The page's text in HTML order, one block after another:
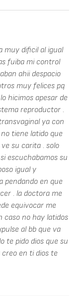
muy dificil al igual
fuiba mi control
ahii despacio
muy felices pq
hicimos apesar de
reproductor .
ya con
tiene latido que
su carita . solo
escuchabamos su
igual y
pendando en que
. la doctora me
equivocar me
caso no hay latidos
al bb que va
te pido dios que su
en ti dios te